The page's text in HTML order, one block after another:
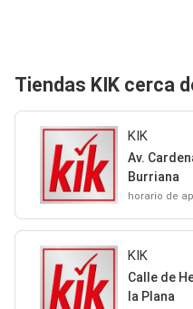
Tiendas KIK cerca
KIK
Av.
Burriana
horario de
KIK
Calle de
la Plana